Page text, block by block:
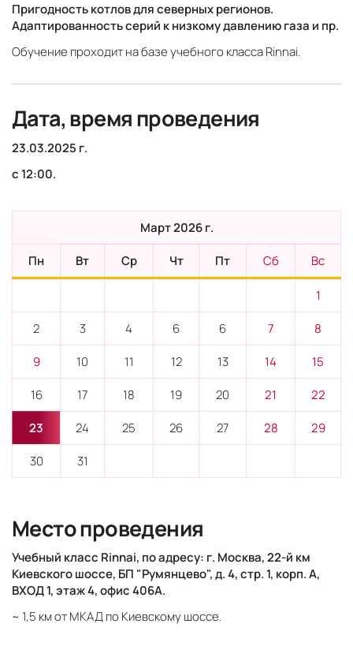
Пригодность котлов для северных регионов.
Адаптированность серий к низкому давлению газа и пр.
Обучение проходит на базе учебного класса Rinnai.
Дата, время проведения
23.03.2025 г.
с 12:00.
Март 2026 г.
Пн
Вт Ср Чт Пт Сб Вс
1
2
3 4 6 6 7
8
9
10 11 12 13 14
15
16
17 18 19 20 21
22
23
24 25 26 27 28
29
30
31
Место проведения
Учебный класс Rinnai, по адресу: г. Москва, 22-й км
Киевского шоссе, БП "Румянцево", д. 4, стр. 1, корп. А,
ВХОД 1, этаж 4, офис 406А.
~ 1,5 км от МКАД по Киевскому шоссе.